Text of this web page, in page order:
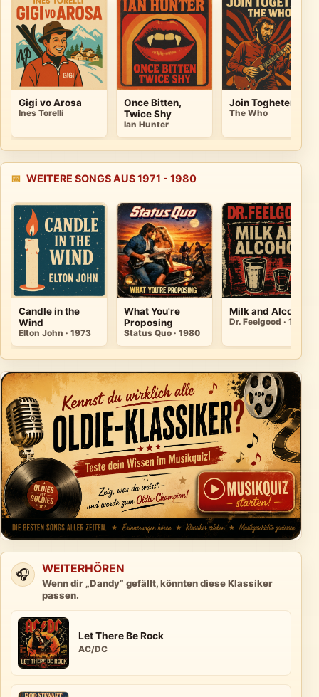
Gigi vo Arosa
Ines Torelli
Once Bitten,
Twice Shy
Ian Hunter
Join Togheter
The Who
📅 WEITERE SONGS AUS 1971 - 1980
Candle in the
Wind
Elton John · 1973
What You're
Proposing
Status Quo · 1980
Milk and Alcohol
Dr. Feelgood · 1979
🎧 WEITERHÖREN
Wenn dir „Dandy“ gefällt, könnten diese Klassiker
passen.
Let There Be Rock
AC/DC